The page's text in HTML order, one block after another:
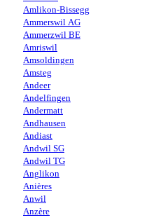
Amlikon-Bissegg
Ammerswil AG
Ammerzwil BE
Amriswil
Amsoldingen
Amsteg
Andeer
Andelfingen
Andermatt
Andhausen
Andiast
Andwil SG
Andwil TG
Anglikon
Anières
Anwil
Anzère